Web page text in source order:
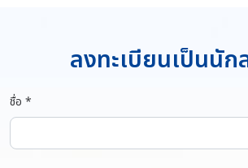
ลงทะเบียนเป็นนั
ชื่อ *